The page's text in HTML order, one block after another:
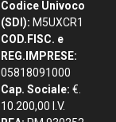
Codice Univoco
(SDI): M5UXCR1
COD.FISC. e
REG.IMPRESE:
05818091000
Cap. Sociale: €.
10.200,00 I.V.